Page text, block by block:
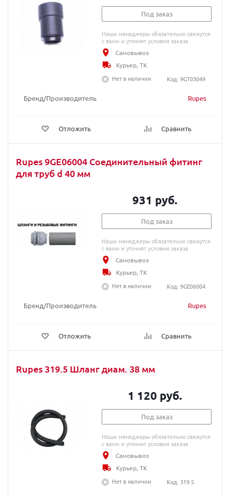
Бренд/Производитель Rupes
Отложить Сравнить
Под заказ
Наши менеджеры обязательно свяжутся
с вами и уточнят условия заказа
Самовывоз
Курьер, ТК
Нет в наличии
Код: 9GT03049
Rupes 9GE06004 Соединительный фитинг
для труб d 40 мм
Бренд/Производитель Rupes
Отложить Сравнить
931 руб.
Под заказ
Наши менеджеры обязательно свяжутся
с вами и уточнят условия заказа
Самовывоз
Курьер, ТК
Нет в наличии
Код: 9GE06004
Rupes 319.5 Шланг диам. 38 мм
1 120 руб.
Под заказ
Наши менеджеры обязательно свяжутся
с вами и уточнят условия заказа
Самовывоз
Курьер, ТК
Нет в наличии
Код: 319.5